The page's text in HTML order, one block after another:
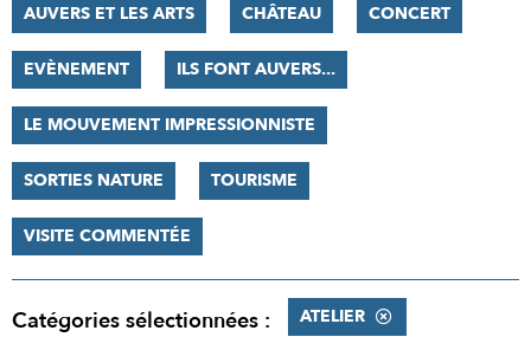
AUVERS ET LES ARTS CHÂTEAU CONCERT
EVÈNEMENT ILS FONT AUVERS...
LE MOUVEMENT IMPRESSIONNISTE
SORTIES NATURE TOURISME
VISITE COMMENTÉE
Catégories sélectionnées : ATELIER